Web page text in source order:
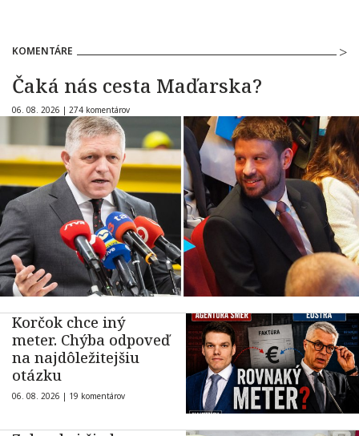
KOMENTÁRE
Čaká nás cesta Maďarska?
06. 08. 2026 | 274 komentárov
Korčok chce iný
meter. Chýba odpoveď
na najdôležitejšiu
otázku
06. 08. 2026 | 19 komentárov